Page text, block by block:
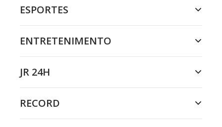
ESPORTES
ENTRETENIMENTO
JR 24H
RECORD